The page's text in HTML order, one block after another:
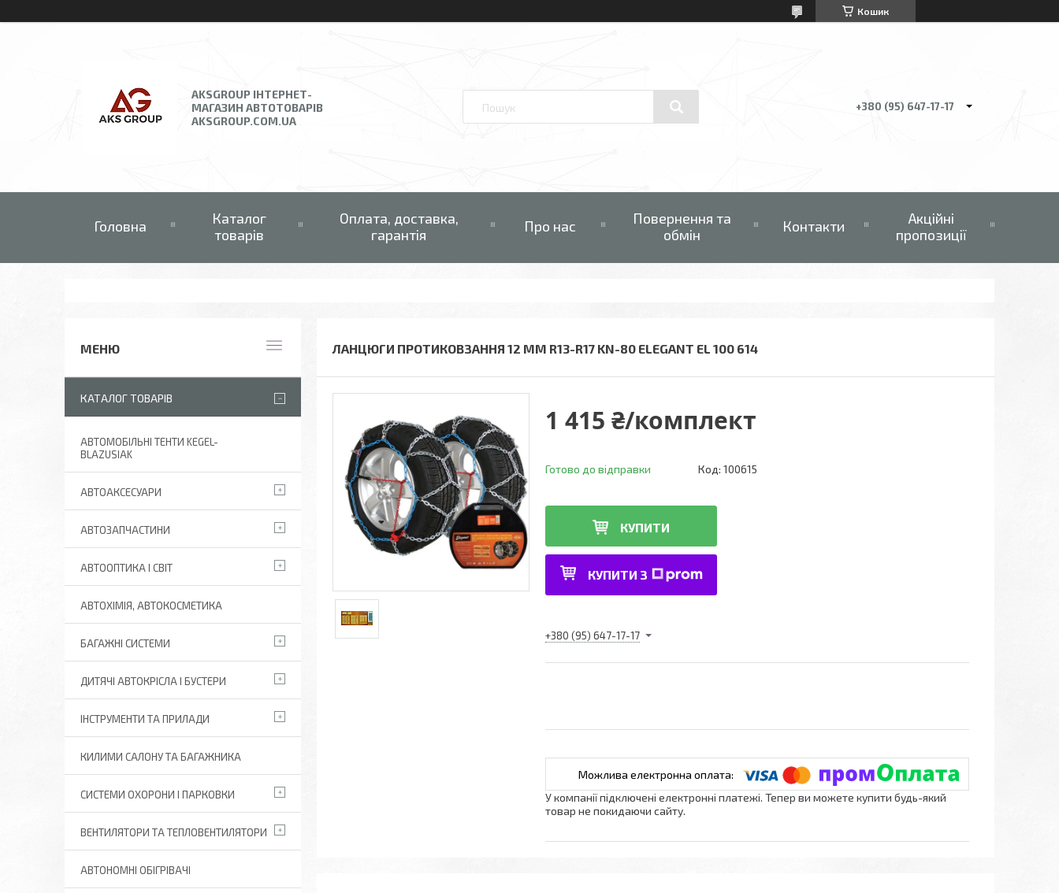
Кошик
AKSGROUP ІНТЕРНЕТ-
МАГАЗИН АВТОТОВАРІВ
AKSGROUP.COM.UA
+380 (95) 647-17-17
Головна
Каталог
товарів
Оплата, доставка,
гарантія
Про нас
Повернення та
обмін
Контакти
Акційні
пропозиції
ЛАНЦЮГИ ПРОТИКОВЗАННЯ 12 ММ R13-R17 KN-80 ELEGANT EL 100 614
1 415 ₴/комплект
Готово до відправки Код: 100615
КУПИТИ
КУПИТИ З
+380 (95) 647-17-17
У компанії підключені електронні платежі. Тепер ви можете купити будь-який
товар не покидаючи сайту.
КАТАЛОГ ТОВАРІВ
АВТОМОБІЛЬНІ ТЕНТИ KEGEL-
BLAZUSIAK
АВТОАКСЕСУАРИ
АВТОЗАПЧАСТИНИ
АВТООПТИКА І СВІТ
АВТОХІМІЯ, АВТОКОСМЕТИКА
БАГАЖНІ СИСТЕМИ
ДИТЯЧІ АВТОКРІСЛА І БУСТЕРИ
ІНСТРУМЕНТИ ТА ПРИЛАДИ
КИЛИМИ САЛОНУ ТА БАГАЖНИКА
СИСТЕМИ ОХОРОНИ І ПАРКОВКИ
ВЕНТИЛЯТОРИ ТА ТЕПЛОВЕНТИЛЯТОРИ
АВТОНОМНІ ОБІГРІВАЧІ